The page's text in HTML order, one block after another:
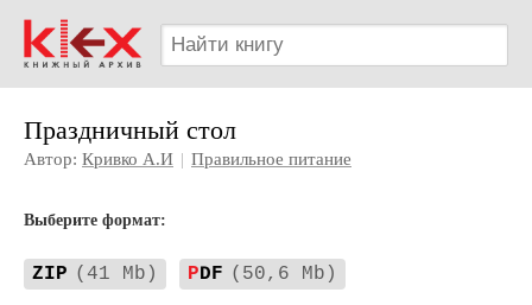
Праздничный стол
Автор: Кривко А.И | Правильное питание
Выберите формат:
ZIP (41 Mb) PDF (50,6 Mb)